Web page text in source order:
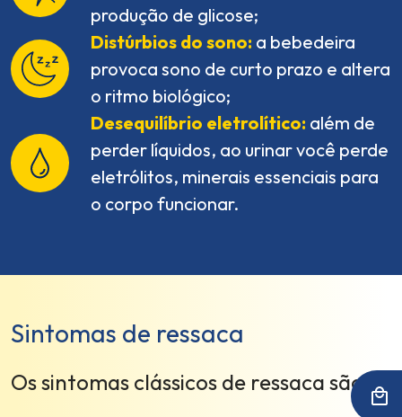
produção de glicose;
Distúrbios do sono: a bebedeira
provoca sono de curto prazo e altera
o ritmo biológico;
Desequilíbrio eletrolítico: além de
perder líquidos, ao urinar você perde
eletrólitos, minerais essenciais para
o corpo funcionar.
Sintomas de ressaca
Os sintomas clássicos de ressaca são :